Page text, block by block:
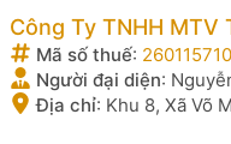
Công Ty TNHH
Mã số thuế:
Người đại diện:
Địa chỉ: Khu 8, Xã Võ